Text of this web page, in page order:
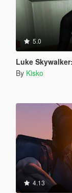
5.0
Luke
By Kisko
4.13